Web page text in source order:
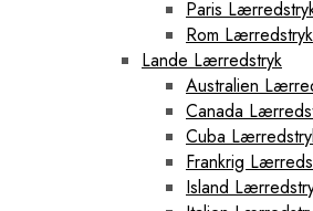
Paris
Rom Lærredstryk
Lande Lærredstryk
Australien
Canada
Cuba
Frankrig
Island